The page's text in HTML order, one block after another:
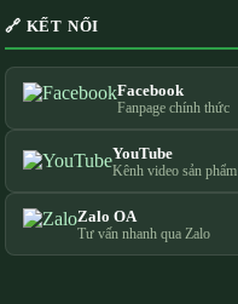
🔗 KẾT NỐI
Facebook
Fanpage chính thức
YouTube
Kênh video sản phẩm
Zalo OA
Tư vấn nhanh qua Zalo